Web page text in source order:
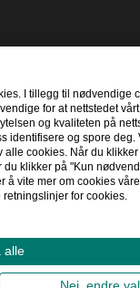
I tillegg til nødvendige
for at nettstedet
og kvaliteten på
identifisere og spore deg.
alle cookies. Når du
klikker på "Kun
å vite mer om cookies
for cookies.
alle